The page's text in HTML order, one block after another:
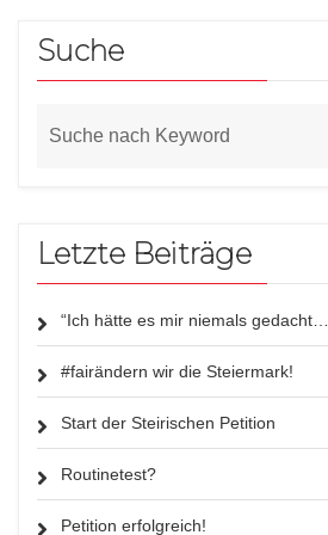
Suche
Letzte Beiträge
“Ich hätte es mir niemals gedacht…
#fairändern wir die Steiermark!
Start der Steirischen Petition
Routinetest?
Petition erfolgreich!